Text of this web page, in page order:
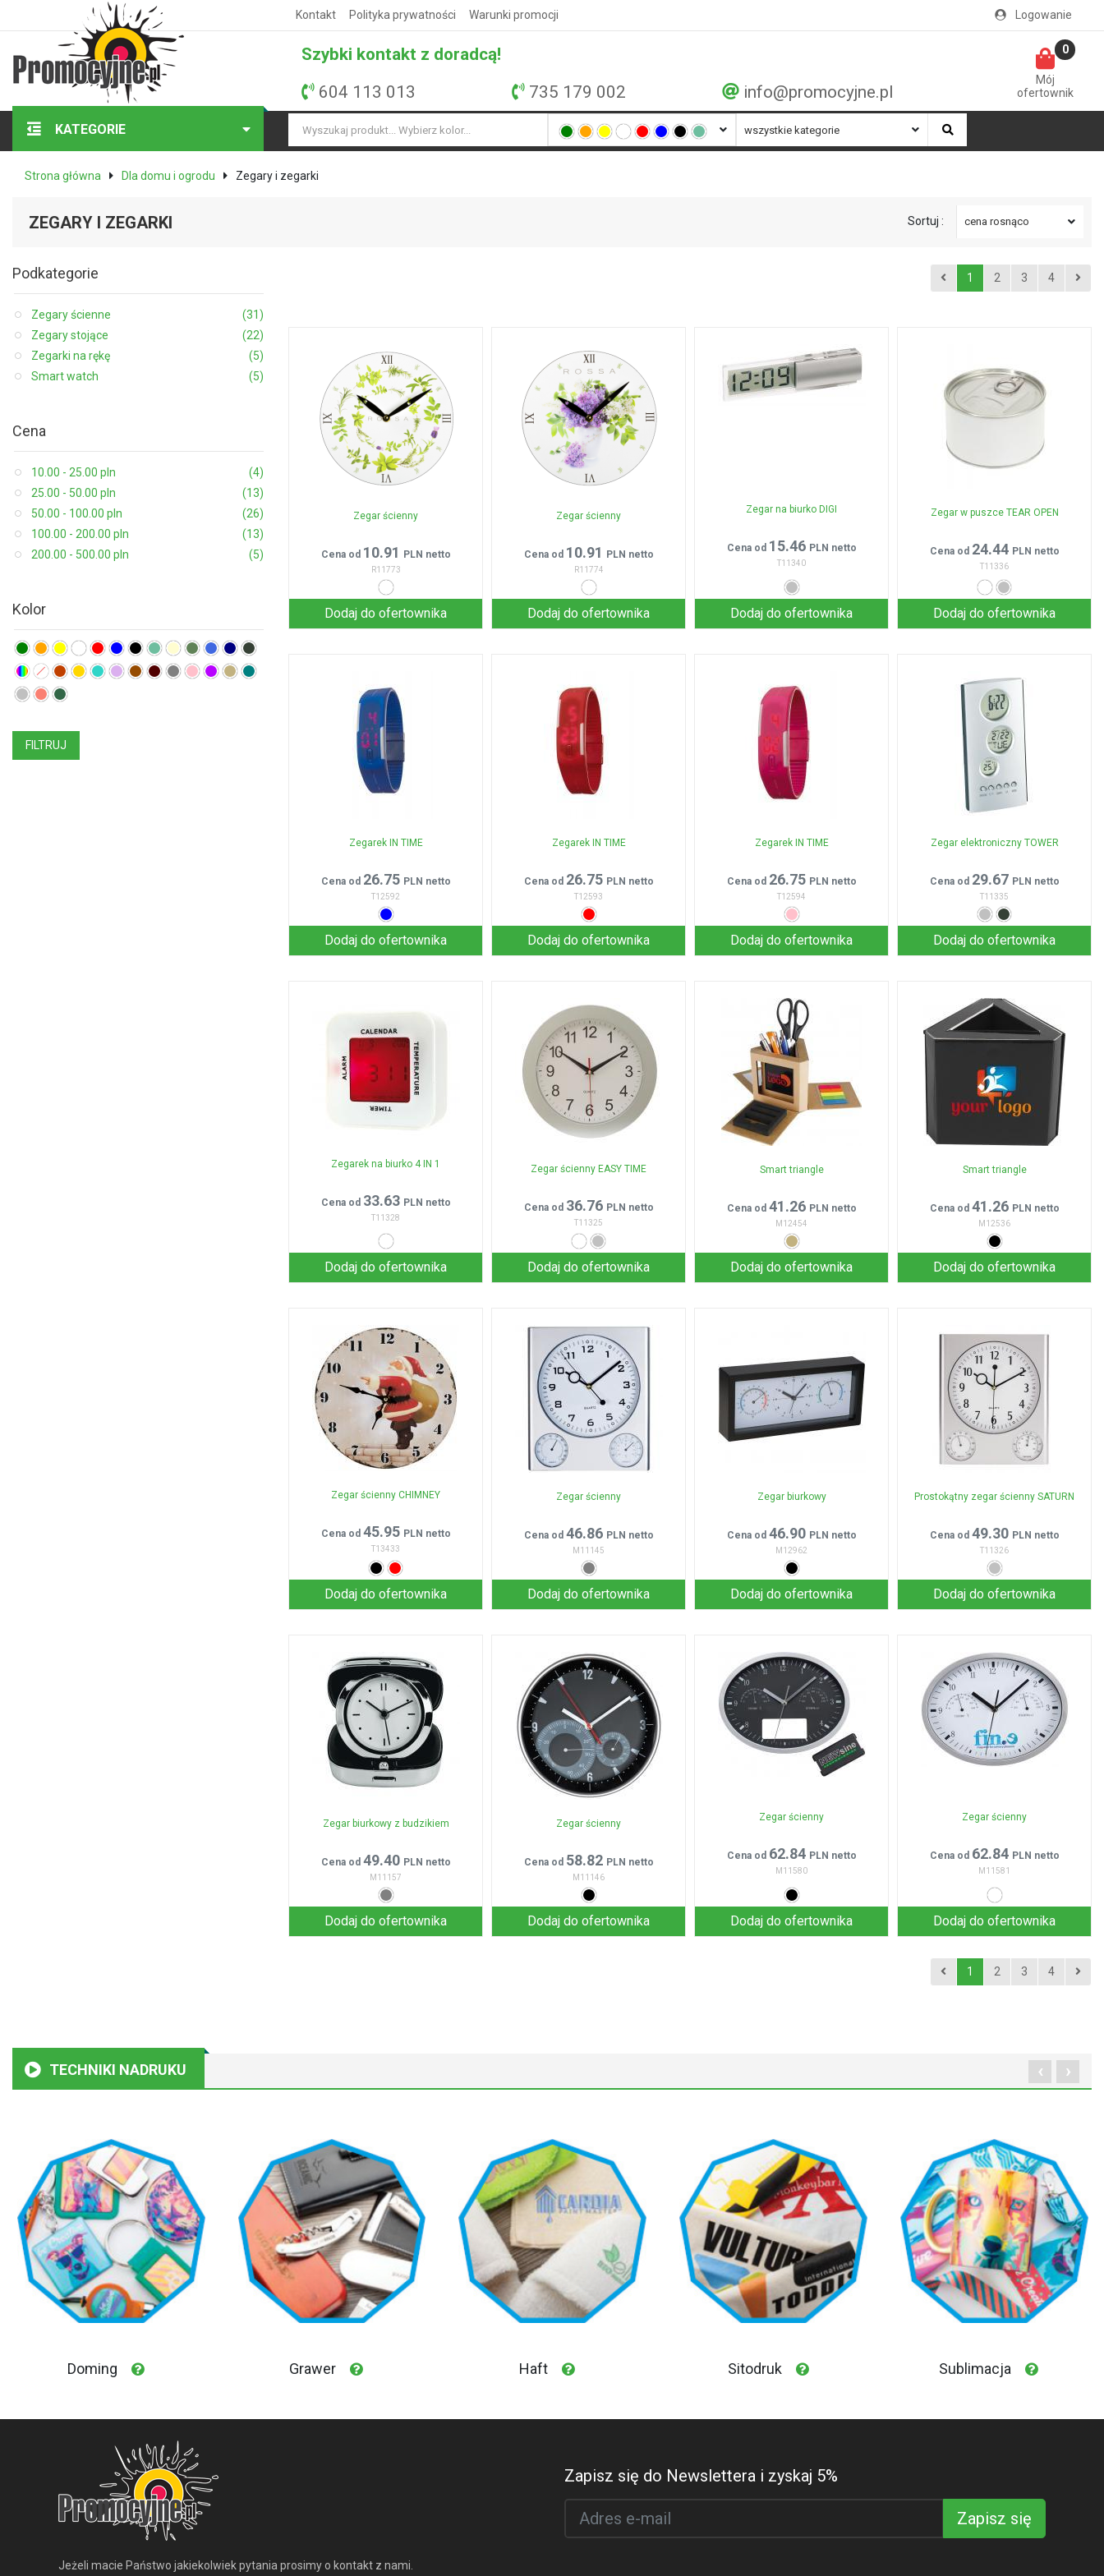
Kontakt Polityka prywatności Warunki promocji Logowanie
Szybki kontakt z doradcą!
604 113 013
735 179 002 info@promocyjne.pl
Mój
ofertownik
0
KATEGORIE
Strona główna Dla domu i ogrodu Zegary i zegarki
ZEGARY I ZEGARKI Sortuj :
Podkategorie
Zegary ścienne
(31)
Zegary stojące
(22)
Zegarki na rękę
(5)
Smart watch
(5)
Cena
10.00 - 25.00 pln
(4)
25.00 - 50.00 pln
(13)
50.00 - 100.00 pln
(26)
100.00 - 200.00 pln
(13)
200.00 - 500.00 pln
(5)
Kolor
FILTRUJ
1 2 3 4
Zegar ścienny
Cena od 10.91 PLN netto
R11773
Dodaj do ofertownika
Zegar ścienny
Cena od 10.91 PLN netto
R11774
Dodaj do ofertownika
Zegar na biurko DIGI
Cena od 15.46 PLN netto
T11340
Dodaj do ofertownika
Zegar w puszce TEAR OPEN
Cena od 24.44 PLN netto
T11336
Dodaj do ofertownika
Zegarek IN TIME
Cena od 26.75 PLN netto
T12592
Dodaj do ofertownika
Zegarek IN TIME
Cena od 26.75 PLN netto
T12593
Dodaj do ofertownika
Zegarek IN TIME
Cena od 26.75 PLN netto
T12594
Dodaj do ofertownika
Zegar elektroniczny TOWER
Cena od 29.67 PLN netto
T11335
Dodaj do ofertownika
Zegarek na biurko 4 IN 1
Cena od 33.63 PLN netto
T11328
Dodaj do ofertownika
Zegar ścienny EASY TIME
Cena od 36.76 PLN netto
T11325
Dodaj do ofertownika
Smart triangle
Cena od 41.26 PLN netto
M12454
Dodaj do ofertownika
Smart triangle
Cena od 41.26 PLN netto
M12536
Dodaj do ofertownika
Zegar ścienny CHIMNEY
Cena od 45.95 PLN netto
T13433
Dodaj do ofertownika
Zegar ścienny
Cena od 46.86 PLN netto
M11145
Dodaj do ofertownika
Zegar biurkowy
Cena od 46.90 PLN netto
M12962
Dodaj do ofertownika
Prostokątny zegar ścienny SATURN
Cena od 49.30 PLN netto
T11326
Dodaj do ofertownika
Zegar biurkowy z budzikiem
Cena od 49.40 PLN netto
M11157
Dodaj do ofertownika
Zegar ścienny
Cena od 58.82 PLN netto
M11146
Dodaj do ofertownika
Zegar ścienny
Cena od 62.84 PLN netto
M11580
Dodaj do ofertownika
Zegar ścienny
Cena od 62.84 PLN netto
M11581
Dodaj do ofertownika
1 2 3 4
TECHNIKI NADRUKU
Doming Grawer Haft Sitodruk Sublimacja
‹ ›
Jeżeli macie Państwo jakiekolwiek pytania prosimy o kontakt z nami.
Zapisz się do Newslettera i zyskaj 5%
Zapisz się